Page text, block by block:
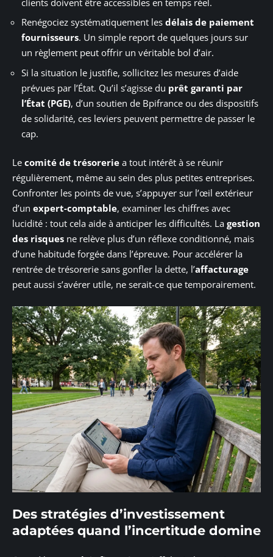
Renégociez systématiquement les délais de paiement
fournisseurs. Un simple report de quelques jours sur
un règlement peut offrir un véritable bol d’air.
Si la situation le justifie, sollicitez les mesures d’aide
prévues par l’État. Qu’il s’agisse du prêt garanti par
l’État (PGE), d’un soutien de Bpifrance ou des dispositifs
de solidarité, ces leviers peuvent permettre de passer le
cap.
Le comité de trésorerie a tout intérêt à se réunir
régulièrement, même au sein des plus petites entreprises.
Confronter les points de vue, s’appuyer sur l’œil extérieur
d’un expert-comptable, examiner les chiffres avec
lucidité : tout cela aide à anticiper les difficultés. La gestion
des risques ne relève plus d’un réflexe conditionné, mais
d’une habitude forgée dans l’épreuve. Pour accélérer la
rentrée de trésorerie sans gonfler la dette, l’affacturage
peut aussi s’avérer utile, ne serait-ce que temporairement.
Des stratégies d’investissement
adaptées quand l’incertitude domine